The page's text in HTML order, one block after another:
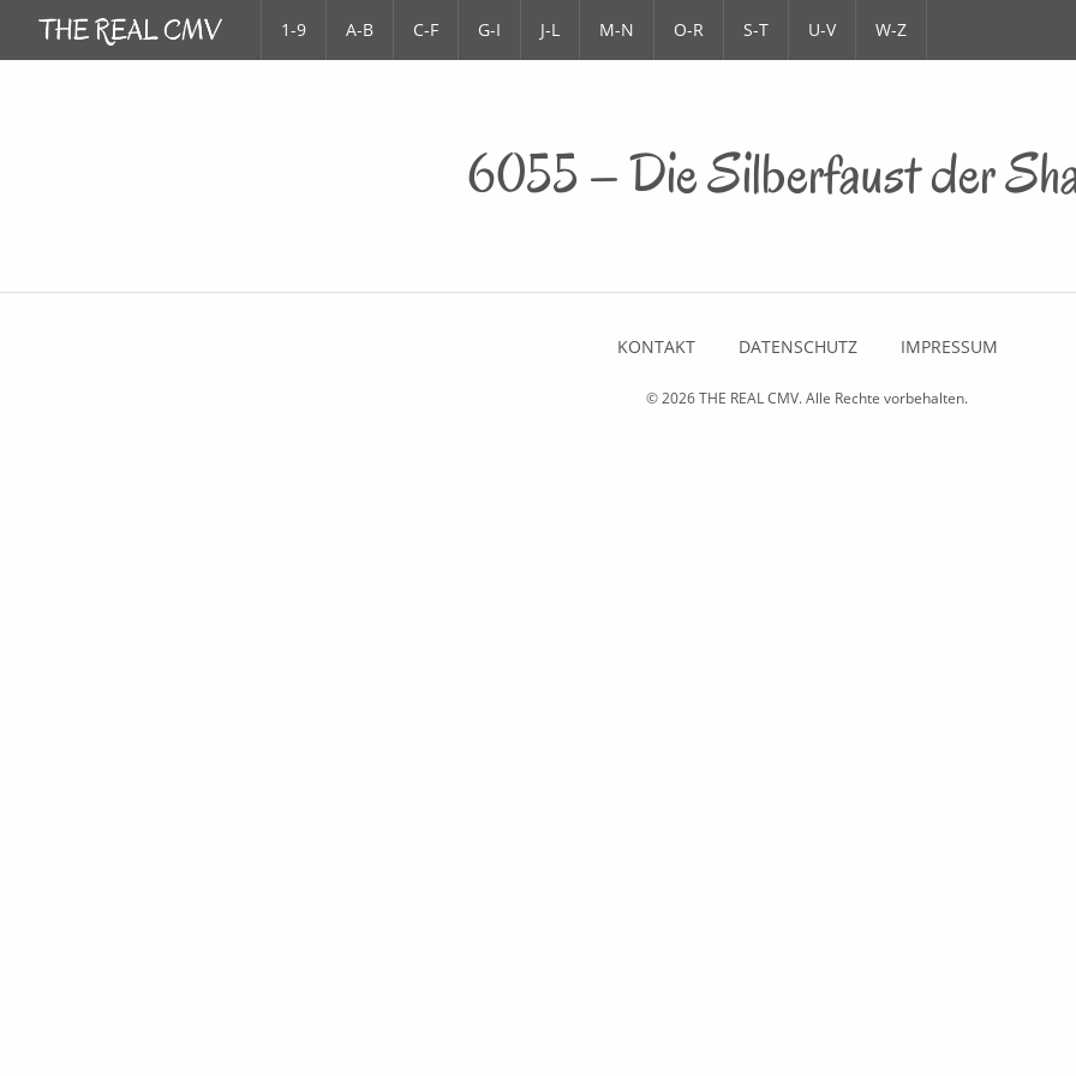
1-9 A-B C-F G-I J-L M-N O-R S-T U-V W-Z
6055 – Die Silberfaust der
KONTAKT DATENSCHUTZ IMPRESSUM
© 2026THE REAL CMV. Alle Rechte vorbehalten.